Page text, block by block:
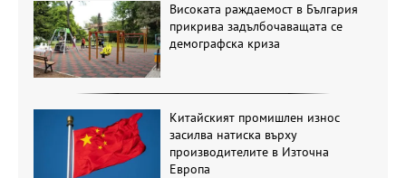
Високата раждаемост в България
прикрива задълбочаващата се
демографска криза
Китайският промишлен износ
засилва натиска върху
производителите в Източна
Европа